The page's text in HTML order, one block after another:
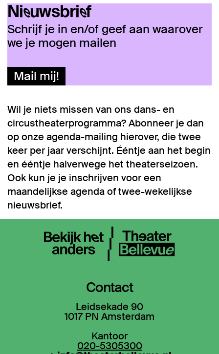
Nieuwsbrief
Schrijf je in en/of geef aan waarover
we je mogen mailen
Mail mij!
Wil je niets missen van ons dans- en
circustheaterprogramma? Abonneer je dan
op onze agenda-mailing hierover, die twee
keer per jaar verschijnt. Ééntje aan het begin
en ééntje halverwege het theaterseizoen.
Ook kun je je inschrijven voor een
maandelijkse agenda of twee-wekelijkse
nieuwsbrief.
Contact
Leidsekade 90
1017 PN Amsterdam
Kantoor
020-5305300